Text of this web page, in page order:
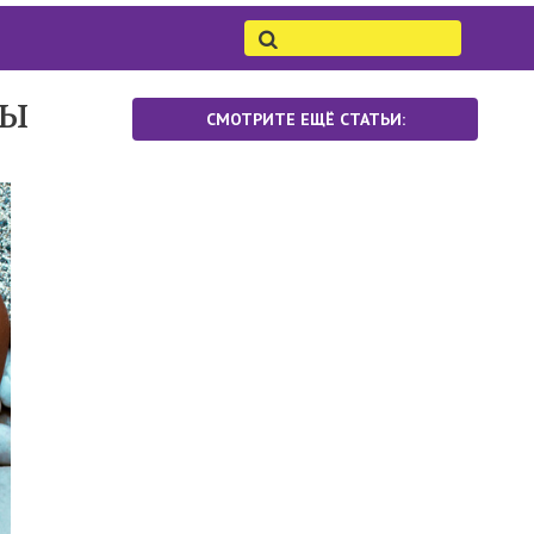
СМОТРИТЕ ЕЩЁ СТАТЬИ: